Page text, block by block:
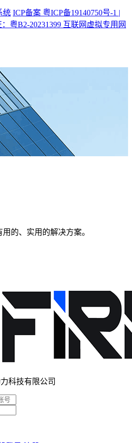
统 ICP备案 粤ICP备19140750号-1 |
粤B2-20231399 互联网虚拟专用网
的、实用的解决方案。
科技有限公司